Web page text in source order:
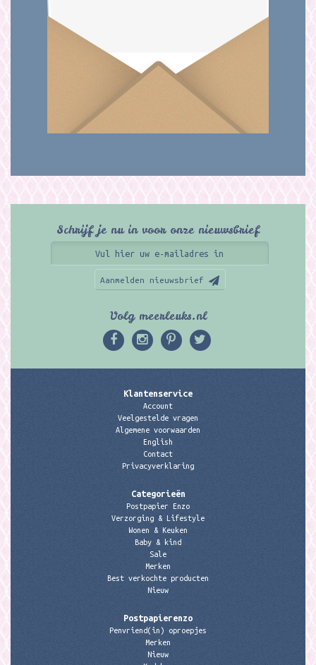
Schrijf je nu in voor onze nieuwsbrief
Aanmelden nieuwsbrief
Volg meerleuks.nl
Klantenservice
Account
Veelgestelde vragen
Algemene voorwaarden
English
Contact
Privacyverklaring
Categorieën
Postpapier Enzo
Verzorging & Lifestyle
Wonen & Keuken
Baby & kind
Sale
Merken
Best verkochte producten
Nieuw
Postpapierenzo
Penvriend(in) oproepjes
Merken
Nieuw